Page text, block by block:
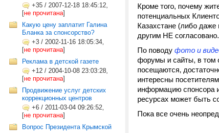
+35 / 2007-12-18 18:45:12,
[не прочитана]
Какую цену заплатит Галина
Бланка за спонсорство?
+3 / 2002-11-16 18:05:34,
[не прочитана]
Реклама в детской газете
+12 / 2004-10-08 23:03:28,
[не прочитана]
Продвижение услуг детских
коррекционных центров
+6 / 2011-03-04 09:26:52,
[не прочитана]
Вопрос Президента Крымской
Кроме того, почему
потенциальных
Казахстане (либо
другим НЕ
По поводу фото и
форумы и сайты, в том
посещаются,
интересны
информацию спонсора
ресурсах может быть
Пока все очень